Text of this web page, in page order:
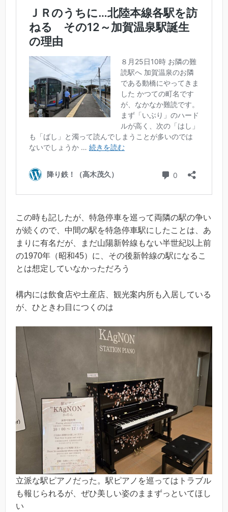
この時も記したが、特急停車を巡って両隣の駅の争い
が続くので、中間の駅を特急停車駅にしたことは、あ
まりに有名だが、まだ山陽新幹線もない半世紀以上前
の1970年（昭和45）に、その後新幹線の駅になるこ
とは想定していなかっただろう
構内には飲食店や土産店、観光案内所も入居している
が、ひときわ目につくのは
立派な駅ピアノだった。駅ピアノを巡ってはトラブル
も報じられるが、ぜひ美しい姿のままずっといてほし
い